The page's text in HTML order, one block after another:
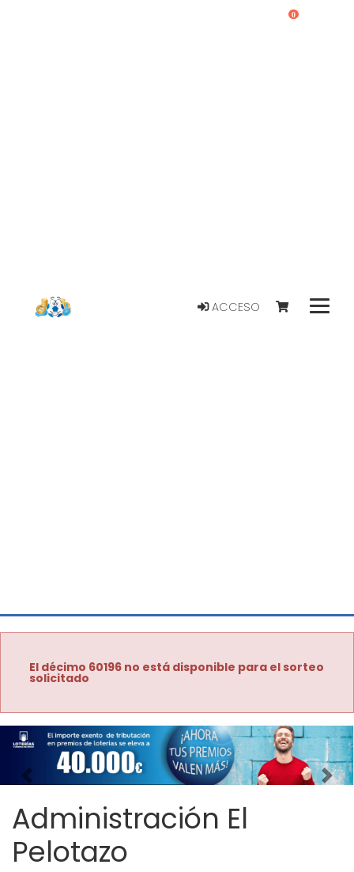
ACCESO
0
El décimo 60196 no está disponible para el sorteo
solicitado
Imagen anterior
Administración El
Pelotazo